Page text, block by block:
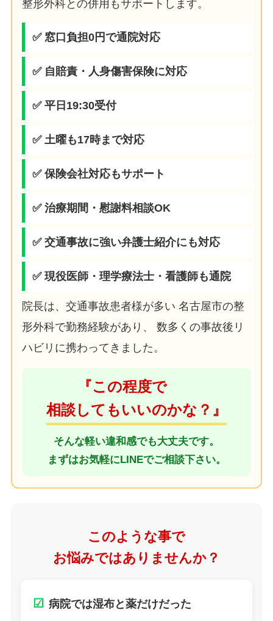
整形外科との併用もサポートします。
✅ 窓口負担0円で通院対応
✅ 自賠責・人身傷害保険に対応
✅ 平日19:30受付
✅ 土曜も17時まで対応
✅ 保険会社対応もサポート
✅ 治療期間・慰謝料相談OK
✅ 交通事故に強い弁護士紹介にも対応
✅ 現役医師・理学療法士・看護師も通院
院長は、交通事故患者様が多い 名古屋市の整
形外科で勤務経験があり、 数多くの事故後リ
ハビリに携わってきました。
『この程度で
相談してもいいのかな？』
そんな軽い違和感でも大丈夫です。
まずはお気軽にLINEでご相談下さい。
このような事で
お悩みではありませんか？
☑ 病院では湿布と薬だけだった